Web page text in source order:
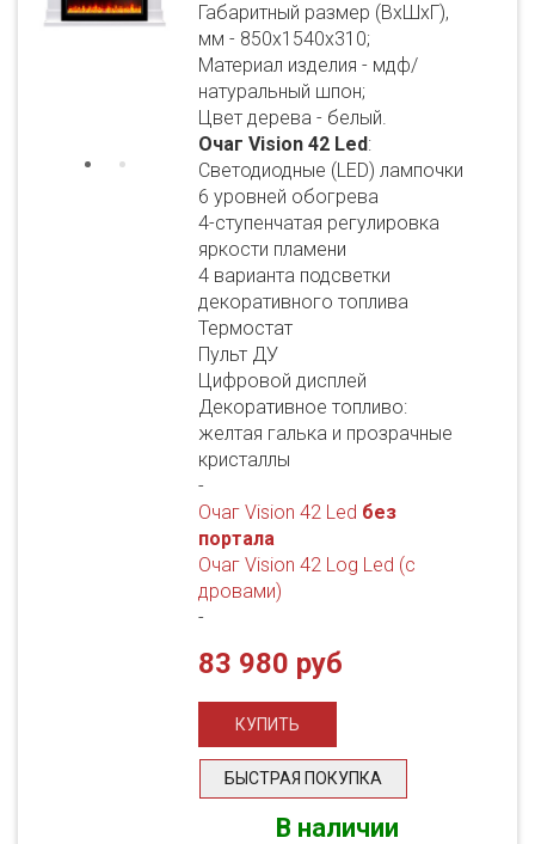
Габаритный размер (ВхШхГ),
мм - 850х1540х310;
Материал изделия - мдф/
натуральный шпон;
Цвет дерева - белый.
Очаг Vision 42 Led:
Светодиодные (LED) лампочки
6 уровней обогрева
4-ступенчатая регулировка
яркости пламени
4 варианта подсветки
декоративного топлива
Термостат
Пульт ДУ
Цифровой дисплей
Декоративное топливо:
желтая галька и прозрачные
кристаллы
-
Очаг Vision 42 Led без
портала
Очаг Vision 42 Log Led (с
дровами)
-
83 980 руб
БЫСТРАЯ ПОКУПКА
В наличии